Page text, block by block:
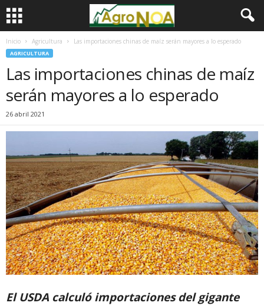
Inicio Agricultura Las importaciones chinas de maíz serán mayores a lo esperado
AGRICULTURA
Las importaciones chinas de maíz
serán mayores a lo esperado
26 abril 2021
El USDA calculó importaciones del gigante